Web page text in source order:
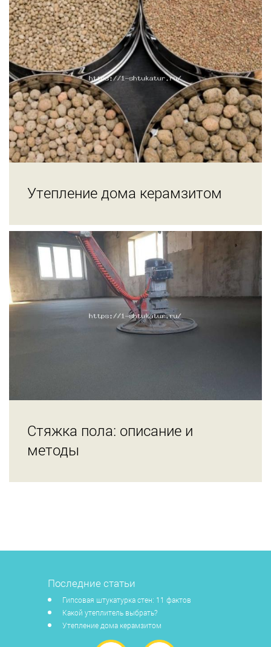
Утепление дома керамзитом
Стяжка пола: описание и
методы
Последние статьи
Гипсовая штукатурка стен: 11 фактов
Какой утеплитель выбрать?
Утепление дома керамзитом